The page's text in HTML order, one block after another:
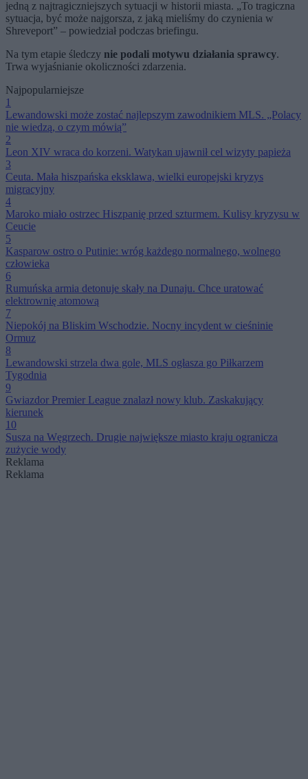
jedną z najtragiczniejszych sytuacji w historii miasta. „To tragiczna
sytuacja, być może najgorsza, z jaką mieliśmy do czynienia w
Shreveport” – powiedział podczas briefingu.
Na tym etapie śledczy nie podali motywu działania sprawcy.
Trwa wyjaśnianie okoliczności zdarzenia.
Najpopularniejsze
1
Lewandowski może zostać najlepszym zawodnikiem MLS. „Polacy
nie wiedzą, o czym mówią”
2
Leon XIV wraca do korzeni. Watykan ujawnił cel wizyty papieża
3
Ceuta. Mała hiszpańska eksklawa, wielki europejski kryzys
migracyjny
4
Maroko miało ostrzec Hiszpanię przed szturmem. Kulisy kryzysu w
Ceucie
5
Kasparow ostro o Putinie: wróg każdego normalnego, wolnego
człowieka
6
Rumuńska armia detonuje skały na Dunaju. Chce uratować
elektrownię atomową
7
Niepokój na Bliskim Wschodzie. Nocny incydent w cieśninie
Ormuz
8
Lewandowski strzela dwa gole, MLS ogłasza go Piłkarzem
Tygodnia
9
Gwiazdor Premier League znalazł nowy klub. Zaskakujący
kierunek
10
Susza na Węgrzech. Drugie największe miasto kraju ogranicza
zużycie wody
Reklama
Reklama